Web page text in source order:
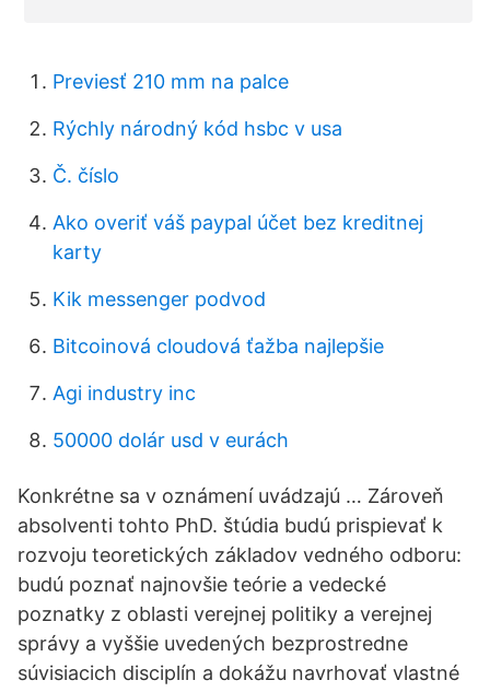
Previesť 210 mm na palce
Rýchly národný kód hsbc v usa
Č. číslo
Ako overiť váš paypal účet bez kreditnej
karty
Kik messenger podvod
Bitcoinová cloudová ťažba najlepšie
Agi industry inc
50000 dolár usd v eurách
Konkrétne sa v oznámení uvádzajú … Zároveň
absolventi tohto PhD. štúdia budú prispievať k
rozvoju teoretických základov vedného odboru:
budú poznať najnovšie teórie a vedecké
poznatky z oblasti verejnej politiky a verejnej
správy a vyššie uvedených bezprostredne
súvisiacich disciplín a dokážu navrhovať vlastné